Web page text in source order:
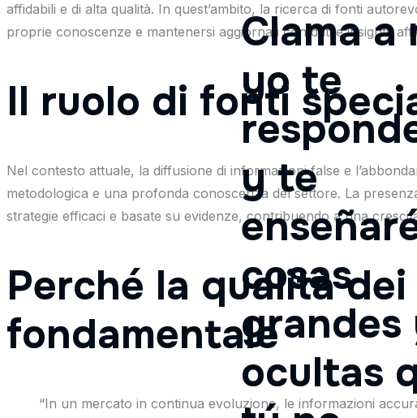
Clama a
yo te
y te
cosas
grandes
ocultas
affidabili e di alta qualità. In quest’ambito, la ricerca di fonti
proprie conoscenze e mantenersi aggiornati con dati e insights
Il ruolo di fonti
Nel contesto attuale, la diffusione di informazioni false e
metodologica e una profonda conoscenza del settore. La
strategie efficaci e basate su evidenze, contribuendo a una
Perché la qualità
fondamentale
“In un mercato in continua evoluzione, le informazioni